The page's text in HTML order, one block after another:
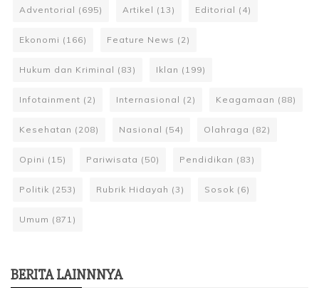
Adventorial (695) Artikel (13) Editorial (4)
Ekonomi (166) Feature News (2)
Hukum dan Kriminal (83) Iklan (199)
Infotainment (2) Internasional (2) Keagamaan (88)
Kesehatan (208) Nasional (54) Olahraga (82)
Opini (15) Pariwisata (50) Pendidikan (83)
Politik (253) Rubrik Hidayah (3) Sosok (6)
Umum (871)
BERITA LAINNNYA